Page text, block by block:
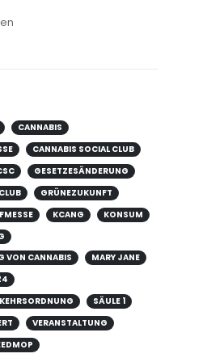
CANNABIS
CANNABIS SOCIAL CLUB
GESETZESÄNDERUNG
GRÜNEZUKUNFT
KCANG
KONSUM
VON CANNABIS
MARY JANE
SÄULE 1
VERANSTALTUNG